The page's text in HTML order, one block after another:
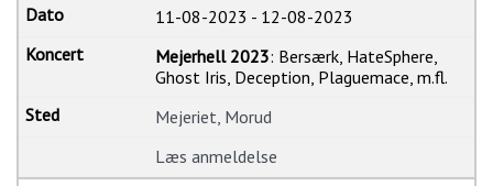
11-08-2023 - 12-08-2023
Mejerhell 2023: Bersærk, HateSphere,
Ghost Iris, Deception, Plaguemace, m.fl.
Mejeriet, Morud
Læs anmeldelse